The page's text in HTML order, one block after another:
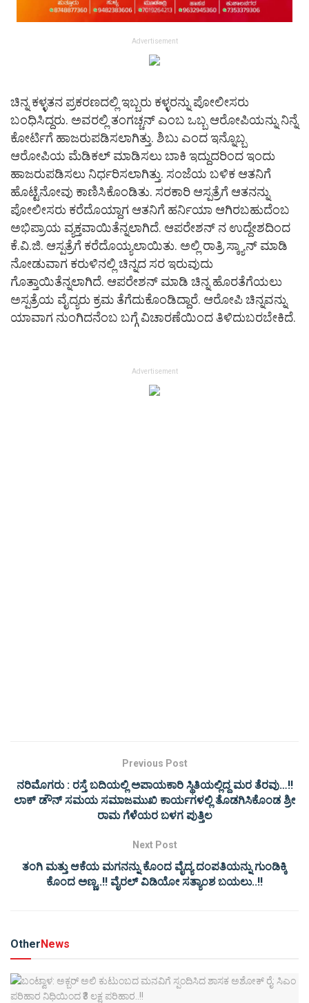
Advertisement
ಚಿನ್ನ ಕಳ್ಳತನ ಪ್ರಕರಣದಲ್ಲಿ ಇಬ್ಬರು ಕಳ್ಳರನ್ನು ಪೋಲೀಸರು
ಬಂಧಿಸಿದ್ದರು. ಅವರಲ್ಲಿ ತಂಗಚ್ಚನ್ ಎಂಬ ಒಬ್ಬ ಆರೋಪಿಯನ್ನು ನಿನ್ನೆ
ಕೋರ್ಟಿಗೆ ಹಾಜರುಪಡಿಸಲಾಗಿತ್ತು. ಶಿಬು ಎಂದ ಇನ್ನೊಬ್ಬ
ಆರೋಪಿಯ ಮೆಡಿಕಲ್ ಮಾಡಿಸಲು ಬಾಕಿ ಇದ್ದುದರಿಂದ ಇಂದು
ಹಾಜರುಪಡಿಸಲು ನಿರ್ಧರಿಸಲಾಗಿತ್ತು. ಸಂಜೆಯ ಬಳಿಕ ಆತನಿಗೆ
ಹೊಟ್ಟೆನೋವು ಕಾಣಿಸಿಕೊಂಡಿತು. ಸರಕಾರಿ ಆಸ್ಪತ್ರೆಗೆ ಆತನನ್ನು
ಪೋಲೀಸರು ಕರೆದೊಯ್ದಾಗ ಆತನಿಗೆ ಹರ್ನಿಯಾ ಆಗಿರಬಹುದೆಂಬ
ಅಭಿಪ್ರಾಯ ವ್ಯಕ್ತವಾಯಿತೆನ್ನಲಾಗಿದೆ. ಆಪರೇಶನ್ ನ ಉದ್ದೇಶದಿಂದ
ಕೆ.ವಿ.ಜಿ. ಆಸ್ಪತ್ರೆಗೆ ಕರೆದೊಯ್ಯಲಾಯಿತು. ಅಲ್ಲಿ ರಾತ್ರಿ ಸ್ಕ್ಯಾನ್ ಮಾಡಿ
ನೋಡುವಾಗ ಕರುಳಿನಲ್ಲಿ ಚಿನ್ನದ ಸರ ಇರುವುದು
ಗೊತ್ತಾಯಿತೆನ್ನಲಾಗಿದೆ. ಆಪರೇಶನ್ ಮಾಡಿ ಚಿನ್ನ ಹೊರತೆಗೆಯಲು
ಅಸ್ಪತ್ರೆಯ ವೈದ್ಯರು ಕ್ರಮ ತೆಗೆದುಕೊಂಡಿದ್ದಾರೆ. ಆರೋಪಿ ಚಿನ್ನವನ್ನು
ಯಾವಾಗ ನುಂಗಿದನೆಂಬ ಬಗ್ಗೆ ವಿಚಾರಣೆಯಿಂದ ತಿಳಿದುಬರಬೇಕಿದೆ.
Advertisement
Previous Post
ನರಿಮೊಗರು : ರಸ್ತೆ ಬದಿಯಲ್ಲಿ ಅಪಾಯಕಾರಿ ಸ್ಥಿತಿಯಲ್ಲಿದ್ದ ಮರ ತೆರವು…!!
ಲಾಕ್ ಡೌನ್ ಸಮಯ ಸಮಾಜಮುಖಿ ಕಾರ್ಯಗಳಲ್ಲಿ ತೊಡಗಿಸಿಕೊಂಡ ಶ್ರೀ
ರಾಮ ಗೆಳೆಯರ ಬಳಗ ಪುತ್ತಿಲ
Next Post
ತಂಗಿ ಮತ್ತು ಆಕೆಯ ಮಗನನ್ನು ಕೊಂದ ವೈದ್ಯ ದಂಪತಿಯನ್ನು ಗುಂಡಿಕ್ಕಿ
ಕೊಂದ ಅಣ್ಣ..!! ವೈರಲ್ ವಿಡಿಯೋ ಸತ್ಯಾಂಶ ಬಯಲು..!!
OtherNews